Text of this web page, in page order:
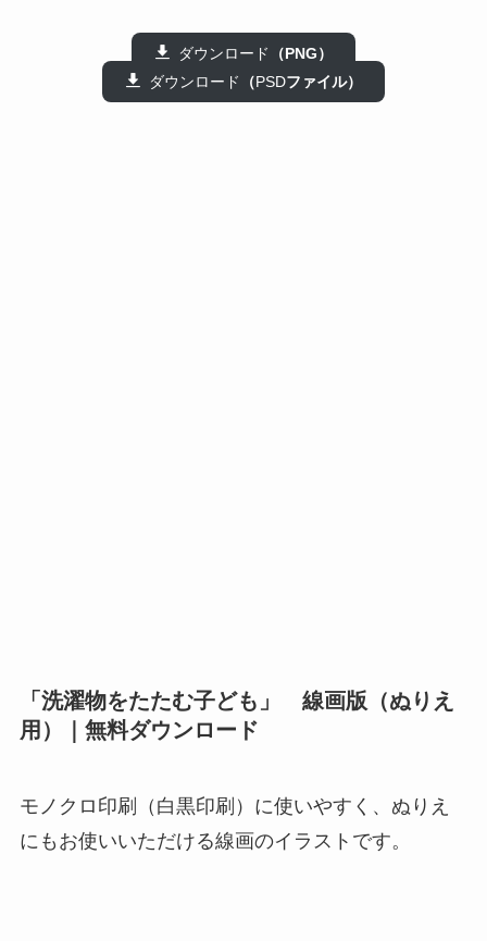
ダウンロード （PNG）
ダウンロード （PSDファイル）
「洗濯物をたたむ子ども」 線画版（ぬりえ
用）｜無料ダウンロード
モノクロ印刷（白黒印刷）に使いやすく、ぬりえ
にもお使いいただける線画のイラストです。